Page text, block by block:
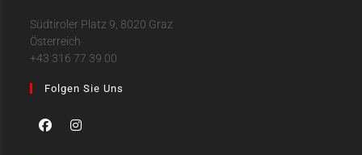
Südtiroler Platz 9, 8020 Graz
Österreich
+43 316 77 39 00
Folgen Sie Uns